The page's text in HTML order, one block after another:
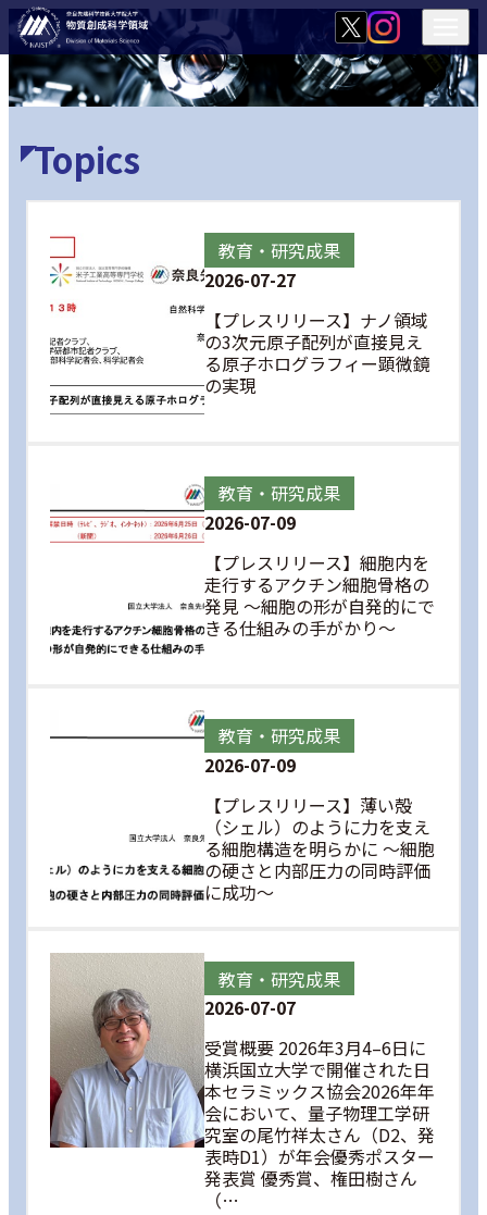
Topics
教育・研究成果
2026-07-27
【プレスリリース】ナノ領域
の3次元原子配列が直接見え
る原子ホログラフィー顕微鏡
の実現
教育・研究成果
2026-07-09
【プレスリリース】細胞内を
走行するアクチン細胞骨格の
発見 ～細胞の形が自発的にで
きる仕組みの手がかり～
教育・研究成果
2026-07-09
【プレスリリース】薄い殻
（シェル）のように力を支え
る細胞構造を明らかに ～細胞
の硬さと内部圧力の同時評価
に成功～
教育・研究成果
2026-07-07
受賞概要 2026年3月4–6日に
横浜国立大学で開催された日
本セラミックス協会2026年年
会において、量子物理工学研
究室の尾竹祥太さん（D2、発
表時D1）が年会優秀ポスター
発表賞 優秀賞、権田樹さん
（…